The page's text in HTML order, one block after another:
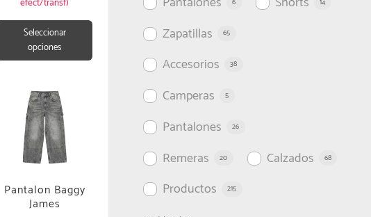
Seleccionar
opciones
Pantalon Baggy
James
Zapatillas 65
Accesorios 38
Camperas 5
Pantalones 26
Remeras 20 Calzados 68
Productos 215